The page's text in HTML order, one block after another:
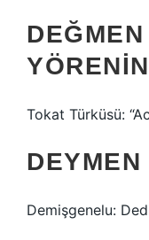
Tokat Türküsü:
Demişgenelu: